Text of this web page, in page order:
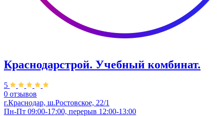
Краснодарстрой. Учебный комбинат.
5
0 отзывов
г.Краснодар, ш.Ростовское, 22/1
Пн-Пт 09:00-17:00, перерыв 12:00-13:00